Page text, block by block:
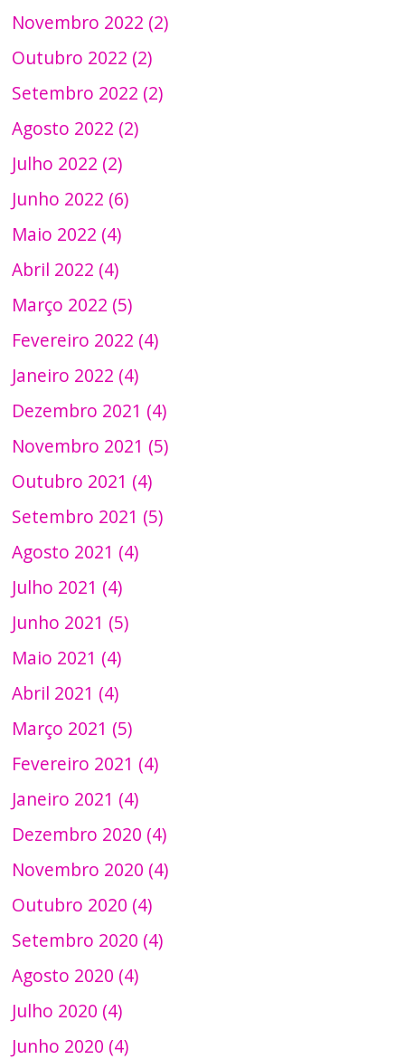
Novembro 2022 (2)
Outubro 2022 (2)
Setembro 2022 (2)
Agosto 2022 (2)
Julho 2022 (2)
Junho 2022 (6)
Maio 2022 (4)
Abril 2022 (4)
Março 2022 (5)
Fevereiro 2022 (4)
Janeiro 2022 (4)
Dezembro 2021 (4)
Novembro 2021 (5)
Outubro 2021 (4)
Setembro 2021 (5)
Agosto 2021 (4)
Julho 2021 (4)
Junho 2021 (5)
Maio 2021 (4)
Abril 2021 (4)
Março 2021 (5)
Fevereiro 2021 (4)
Janeiro 2021 (4)
Dezembro 2020 (4)
Novembro 2020 (4)
Outubro 2020 (4)
Setembro 2020 (4)
Agosto 2020 (4)
Julho 2020 (4)
Junho 2020 (4)